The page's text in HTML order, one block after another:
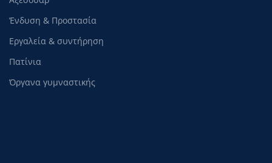
Ένδυση & Προστασία
Εργαλεία & συντήρηση
Πατίνια
Όργανα γυμναστικής